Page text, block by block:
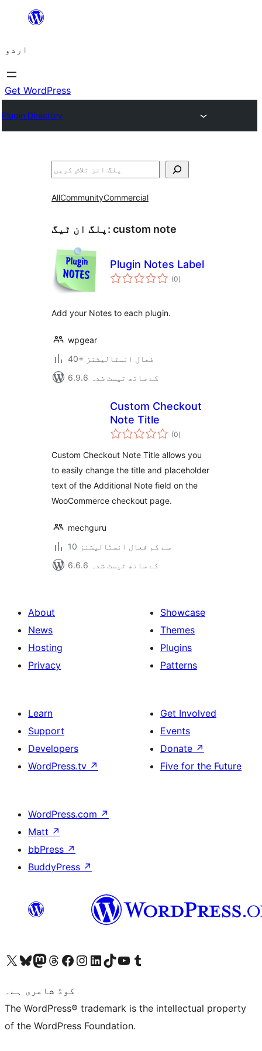
چھوڑیں
پر
جائیں
اردو
Get WordPress
Plugin Directory
تلاش
AllCommunityCommercial
پلگ ان ٹیگ: custom note
Plugin Notes Label
(0مجموعی
درجہ
)
Add your Notes to each plugin.
wpgear
40+ فعال انسٹالیشنز
6.9.6 کے ساتھ ٹیسٹ شدہ
Custom Checkout
Note Title
(0مجموعی
درجہ
)
Custom Checkout Note Title allows you
to easily change the title and placeholder
text of the Additional Note field on the
WooCommerce checkout page.
mechguru
10 سے کم فعال انسٹالیشنز
6.6.6 کے ساتھ ٹیسٹ شدہ
About
News
Hosting
Privacy
Showcase
Themes
Plugins
Patterns
Learn
Support
Developers
WordPress.tv ↗
Get Involved
Events
Donate ↗
Five for the Future
WordPress.com ↗
Matt ↗
bbPress ↗
BuddyPress ↗
Visit our X (formerly Twitter) account
ہمارے بلیواسکائی اکاؤنٹ پر جائیں
Visit our Mastodon account
ہمارے ٹھریڈز اکاؤنٹ پر جائیں
Visit our Facebook page
Visit our Instagram account
Visit our LinkedIn account
ہمارے ٹک ٹاک اکاؤنٹ پر جائیں
Visit our YouTube channel
ہمارے ٹمبلر اکاؤنٹ پر جائیں
کوڈ شاعری ہے۔
The WordPress® trademark is the intellectual property
of the WordPress Foundation.